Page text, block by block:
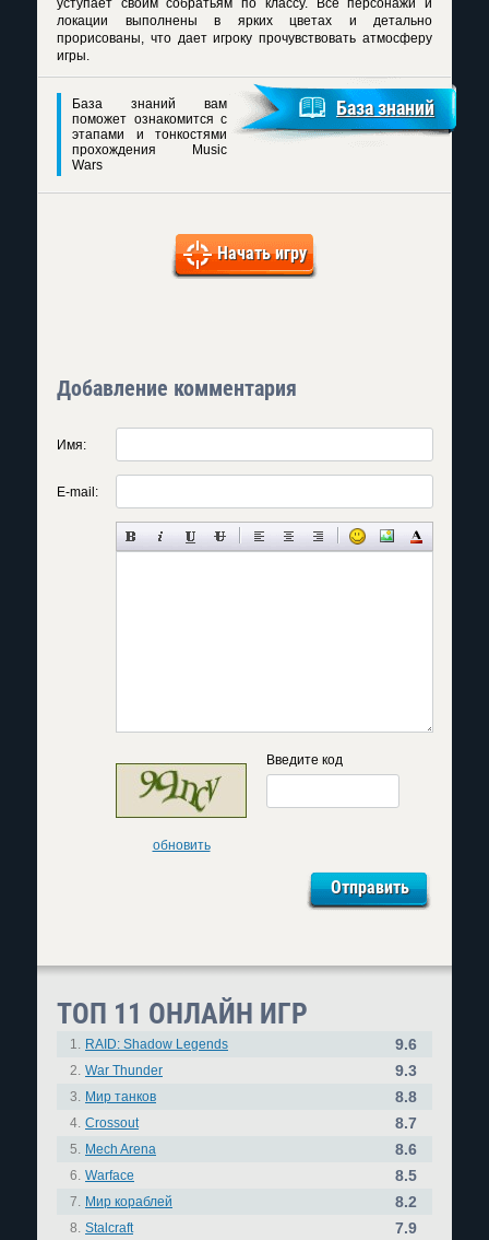
уступает своим собратьям по классу. Все персонажи и
локации выполнены в ярких цветах и детально
прорисованы, что дает игроку прочувствовать атмосферу
игры.
База знаний вам
поможет ознакомится с
этапами и тонкостями
прохождения Music
Wars
База знаний
Начать игру
Добавление комментария
Имя:
E-mail:
обновить
Введите код
ТОП 11 ОНЛАЙН ИГР
1. RAID: Shadow Legends 9.6
2. War Thunder 9.3
3. Мир танков 8.8
4. Crossout 8.7
5. Mech Arena 8.6
6. Warface 8.5
7. Мир кораблей 8.2
8. Stalcraft 7.9